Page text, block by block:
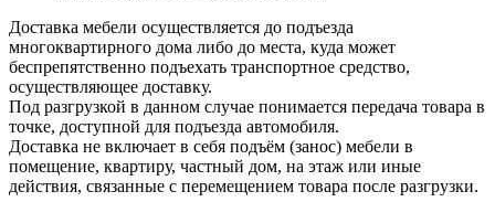
Доставка мебели осуществляется до подъезда
многоквартирного дома либо до места, куда может
беспрепятственно подъехать транспортное средство,
осуществляющее доставку.
Под разгрузкой в данном случае понимается передача товара в
точке, доступной для подъезда автомобиля.
Доставка не включает в себя подъём (занос) мебели в
помещение, квартиру, частный дом, на этаж или иные
действия, связанные с перемещением товара после разгрузки.